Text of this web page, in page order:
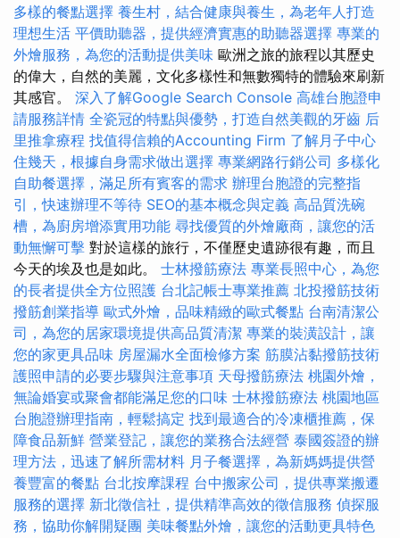
多樣的餐點選擇 養生村，結合健康與養生，為老年人打造
理想生活 平價助聽器，提供經濟實惠的助聽器選擇 專業的
外燴服務，為您的活動提供美味 歐洲之旅的旅程以其歷史
的偉大，自然的美麗，文化多樣性和無數獨特的體驗來刷新
其感官。 深入了解Google Search Console 高雄台胞證申
請服務詳情 全瓷冠的特點與優勢，打造自然美觀的牙齒 后
里推拿療程 找值得信賴的Accounting Firm 了解月子中心
住幾天，根據自身需求做出選擇 專業網路行銷公司 多樣化
自助餐選擇，滿足所有賓客的需求 辦理台胞證的完整指
引，快速辦理不等待 SEO的基本概念與定義 高品質洗碗
槽，為廚房增添實用功能 尋找優質的外燴廠商，讓您的活
動無懈可擊 對於這樣的旅行，不僅歷史遺跡很有趣，而且
今天的埃及也是如此。 士林撥筋療法 專業長照中心，為您
的長者提供全方位照護 台北記帳士專業推薦 北投撥筋技術
撥筋創業指導 歐式外燴，品味精緻的歐式餐點 台南清潔公
司，為您的居家環境提供高品質清潔 專業的裝潢設計，讓
您的家更具品味 房屋漏水全面檢修方案 筋膜沾黏撥筋技術
護照申請的必要步驟與注意事項 天母撥筋療法 桃園外燴，
無論婚宴或聚會都能滿足您的口味 士林撥筋療法 桃園地區
台胞證辦理指南，輕鬆搞定 找到最適合的冷凍櫃推薦，保
障食品新鮮 營業登記，讓您的業務合法經營 泰國簽證的辦
理方法，迅速了解所需材料 月子餐選擇，為新媽媽提供營
養豐富的餐點 台北按摩課程 台中搬家公司，提供專業搬遷
服務的選擇 新北徵信社，提供精準高效的徵信服務 偵探服
務，協助你解開疑團 美味餐點外燴，讓您的活動更具特色